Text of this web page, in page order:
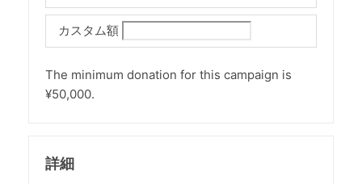
カスタム額
The minimum donation for this campaign is
¥50,000.
詳細